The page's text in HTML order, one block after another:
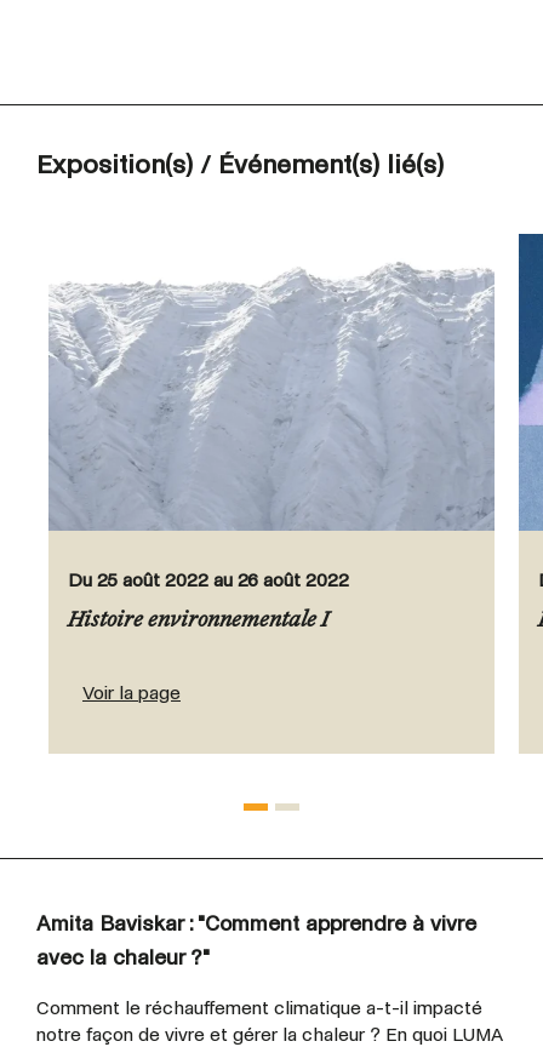
Exposition(s) / Événement(s) lié(s)
Histoire environnementale I
Du 25 août 2022 au 26 août 2022
Voir la page
Amita Baviskar : "Comment apprendre à vivre
avec la chaleur ?"
Comment le réchauffement climatique a-t-il impacté
notre façon de vivre et gérer la chaleur ? En quoi LUMA